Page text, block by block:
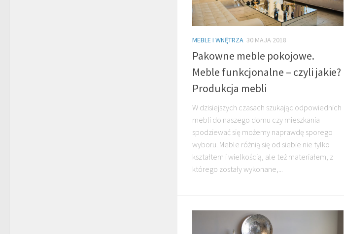
MEBLE I WNĘTRZA 30 MAJA 2018
Pakowne meble pokojowe.
Meble funkcjonalne – czyli jakie?
Produkcja mebli
W dzisiejszych czasach szukając odpowiednich
mebli do naszego domu czy mieszkania
spodziewać się możemy naprawdę sporego
wyboru. Meble różnią się od siebie nie tylko
kształtem i wielkością, ale też materiałem, z
którego zostały wykonane,...